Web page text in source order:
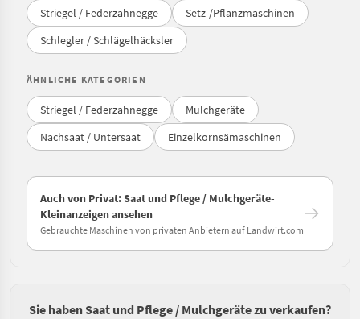
Striegel / Federzahnegge
Setz-/Pflanzmaschinen
Schlegler / Schlägelhäcksler
ÄHNLICHE KATEGORIEN
Striegel / Federzahnegge
Mulchgeräte
Nachsaat / Untersaat
Einzelkornsämaschinen
Auch von Privat: Saat und Pflege / Mulchgeräte-
Kleinanzeigen ansehen
Gebrauchte Maschinen von privaten Anbietern auf Landwirt.com
Sie haben Saat und Pflege / Mulchgeräte zu verkaufen?